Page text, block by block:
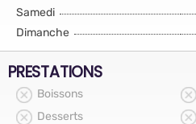
Samedi
Dimanche
PRESTATIONS
Boissons
Desserts